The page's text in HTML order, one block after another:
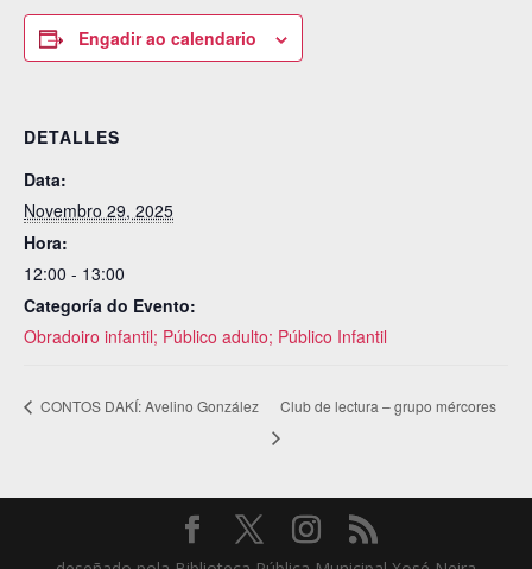
Engadir ao calendario
DETALLES
Data:
Novembro 29, 2025
Hora:
12:00 - 13:00
Categoría do Evento:
Obradoiro infantil; Público adulto; Público Infantil
CONTOS DAKÍ: Avelino González Club de lectura – grupo mércores